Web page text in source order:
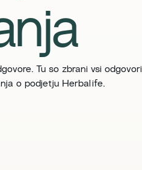
Tu so zbrani vsi odgovori
o podjetju Herbalife.